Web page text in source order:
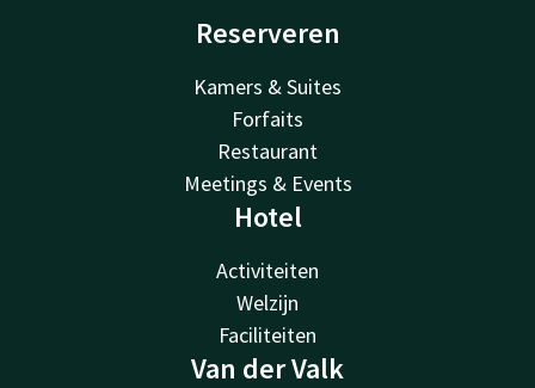
Reserveren
Kamers & Suites
Forfaits
Restaurant
Meetings & Events
Hotel
Activiteiten
Welzijn
Faciliteiten
Van der Valk